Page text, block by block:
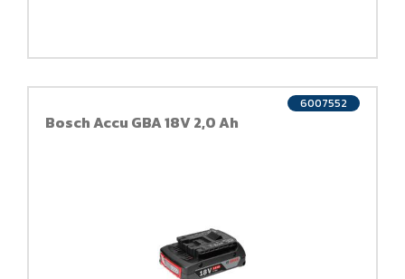
Bosch Accu GBA 18V 2,0 Ah
6007552